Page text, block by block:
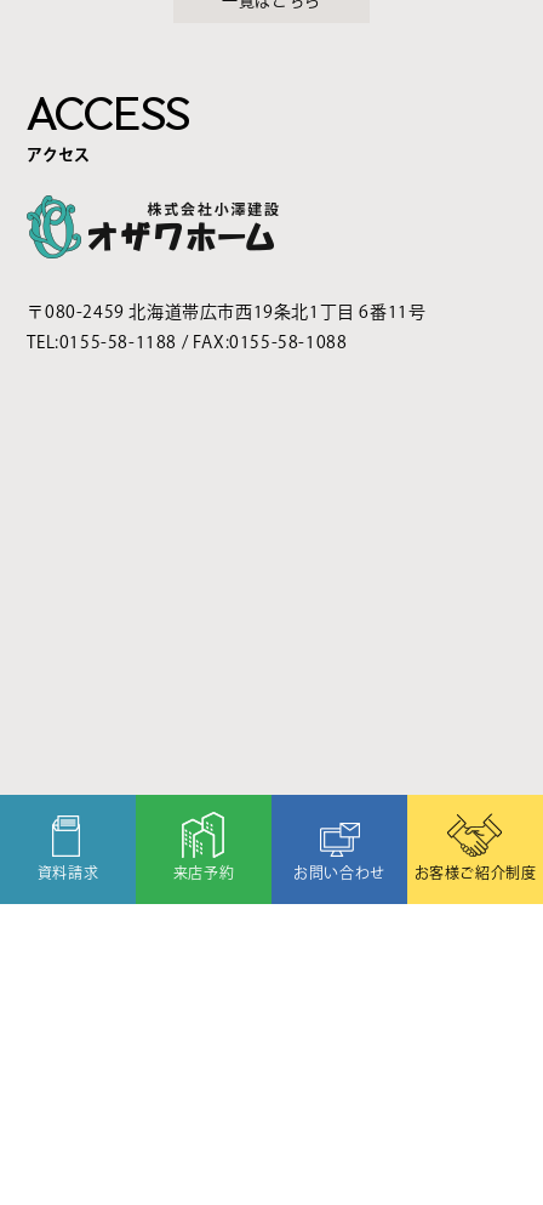
資料請求 来店予約 お問い合わせ お客様ご紹介制度
ACCESS
アクセス
〒080-2459 北海道帯広市西19条北1丁目 6番11号
TEL:0155-58-1188 / FAX:0155-58-1088